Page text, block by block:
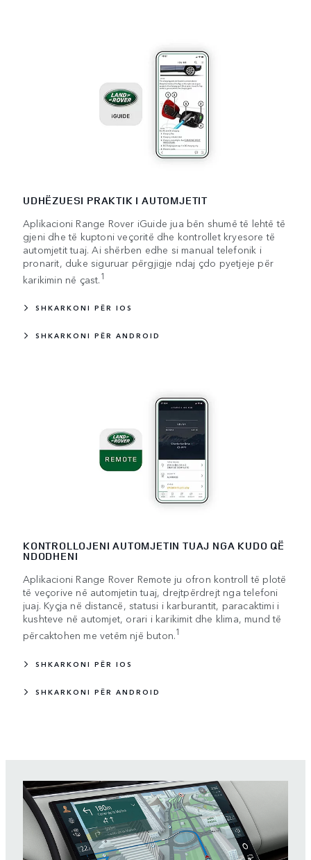
UDHËZUESI PRAKTIK I AUTOMJETIT
Aplikacioni Range Rover iGuide jua bën shumë të lehtë të
gjeni dhe të kuptoni veçoritë dhe kontrollet kryesore të
automjetit tuaj. Ai shërben edhe si manual telefonik i
pronarit, duke siguruar përgjigje ndaj çdo pyetjeje për
karikimin në çast.1
SHKARKONI PËR IOS
SHKARKONI PËR ANDROID
KONTROLLOJENI AUTOMJETIN TUAJ NGA KUDO QË
NDODHENI
Aplikacioni Range Rover Remote ju ofron kontroll të plotë
të veçorive në automjetin tuaj, drejtpërdrejt nga telefoni
juaj. Kyçja në distancë, statusi i karburantit, paracaktimi i
kushteve në automjet, orari i karikimit dhe klima, mund të
përcaktohen me vetëm një buton.1
SHKARKONI PËR IOS
SHKARKONI PËR ANDROID